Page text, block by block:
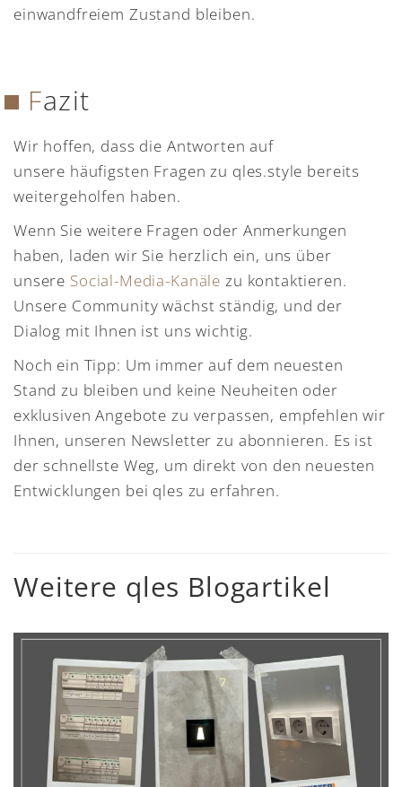
einwandfreiem Zustand bleiben.
Fazit
Wir hoffen, dass die Antworten auf
unsere häufigsten Fragen zu qles.style bereits
weitergeholfen haben.
Wenn Sie weitere Fragen oder Anmerkungen
haben, laden wir Sie herzlich ein, uns über
unsere Social-Media-Kanäle zu kontaktieren.
Unsere Community wächst ständig, und der
Dialog mit Ihnen ist uns wichtig.
Noch ein Tipp: Um immer auf dem neuesten
Stand zu bleiben und keine Neuheiten oder
exklusiven Angebote zu verpassen, empfehlen wir
Ihnen, unseren Newsletter zu abonnieren. Es ist
der schnellste Weg, um direkt von den neuesten
Entwicklungen bei qles zu erfahren.
Weitere qles Blogartikel